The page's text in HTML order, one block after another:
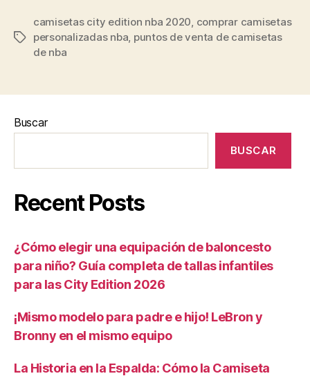
Etiquetas
camisetas city edition nba 2020 comprar camisetas
personalizadas nba puntos de venta de camisetas
de nba
Buscar
BUSCAR
Recent Posts
¿Cómo elegir una equipación de baloncesto
para niño? Guía completa de tallas infantiles
para las City Edition 2026
¡Mismo modelo para padre e hijo! LeBron y
Bronny en el mismo equipo
La Historia en la Espalda: Cómo la Camiseta